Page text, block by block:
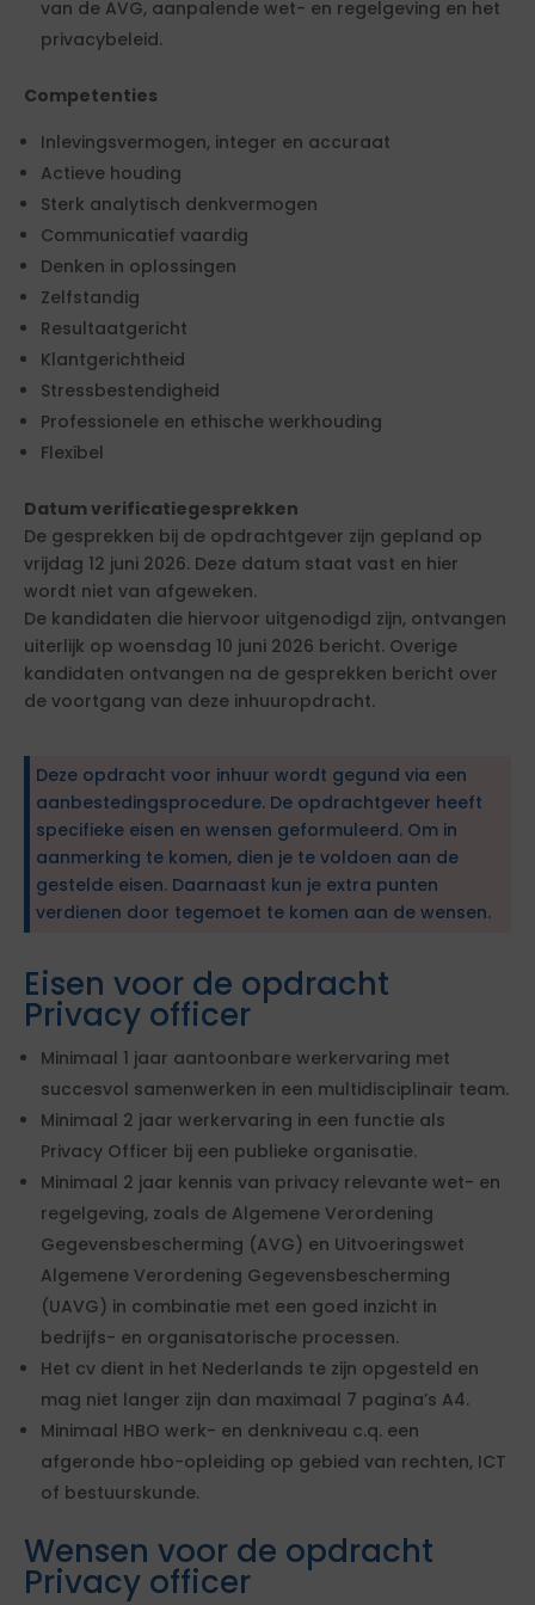
van de AVG, aanpalende wet- en regelgeving en het
privacybeleid.
Competenties
Inlevingsvermogen, integer en accuraat
Actieve houding
Sterk analytisch denkvermogen
Communicatief vaardig
Denken in oplossingen
Zelfstandig
Resultaatgericht
Klantgerichtheid
Stressbestendigheid
Professionele en ethische werkhouding
Flexibel
Datum verificatiegesprekken
De gesprekken bij de opdrachtgever zijn gepland op
vrijdag 12 juni 2026. Deze datum staat vast en hier
wordt niet van afgeweken.
De kandidaten die hiervoor uitgenodigd zijn, ontvangen
uiterlijk op woensdag 10 juni 2026 bericht. Overige
kandidaten ontvangen na de gesprekken bericht over
de voortgang van deze inhuuropdracht.
Deze opdracht voor inhuur wordt gegund via een
aanbestedingsprocedure. De opdrachtgever heeft
specifieke eisen en wensen geformuleerd. Om in
aanmerking te komen, dien je te voldoen aan de
gestelde eisen. Daarnaast kun je extra punten
verdienen door tegemoet te komen aan de wensen.
Eisen voor de opdracht
Privacy officer
Minimaal 1 jaar aantoonbare werkervaring met
succesvol samenwerken in een multidisciplinair team.
Minimaal 2 jaar werkervaring in een functie als
Privacy Officer bij een publieke organisatie.
Minimaal 2 jaar kennis van privacy relevante wet- en
regelgeving, zoals de Algemene Verordening
Gegevensbescherming (AVG) en Uitvoeringswet
Algemene Verordening Gegevensbescherming
(UAVG) in combinatie met een goed inzicht in
bedrijfs- en organisatorische processen.
Het cv dient in het Nederlands te zijn opgesteld en
mag niet langer zijn dan maximaal 7 pagina’s A4.
Minimaal HBO werk- en denkniveau c.q. een
afgeronde hbo-opleiding op gebied van rechten, ICT
of bestuurskunde.
Wensen voor de opdracht
Privacy officer